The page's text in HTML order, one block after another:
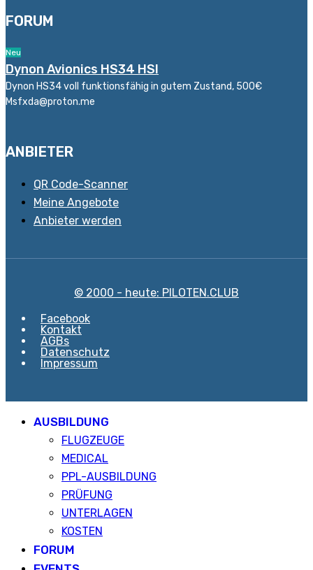
FORUM
Neu
Dynon Avionics HS34 HSI
Dynon HS34 voll funktionsfähig in gutem Zustand, 500€
Msfxda@proton.me
ANBIETER
QR Code-Scanner
Meine Angebote
Anbieter werden
© 2000 - heute: PILOTEN.CLUB
Facebook
Kontakt
AGBs
Datenschutz
Impressum
AUSBILDUNG
FLUGZEUGE
MEDICAL
PPL-AUSBILDUNG
PRÜFUNG
UNTERLAGEN
KOSTEN
FORUM